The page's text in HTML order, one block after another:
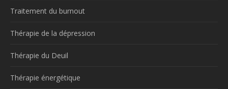
Traitement du burnout
Thérapie de la dépression
Thérapie du Deuil
Thérapie énergétique